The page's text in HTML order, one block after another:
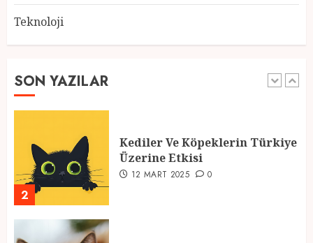
Teknoloji
SON YAZILAR
1
2025 En İyi Yaz Tatilleri
2
Kediler Ve Köpeklerin Türkiye
Üzerine Etkisi
12 MART 2025 0